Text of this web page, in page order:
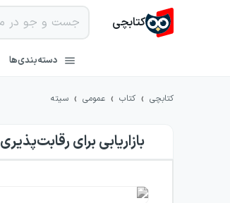
کتابچی
دسته‌بندی‌ها
کتابچی › کتاب › عمومی › سیته
بازاریابی برای رقابت‌پذیری